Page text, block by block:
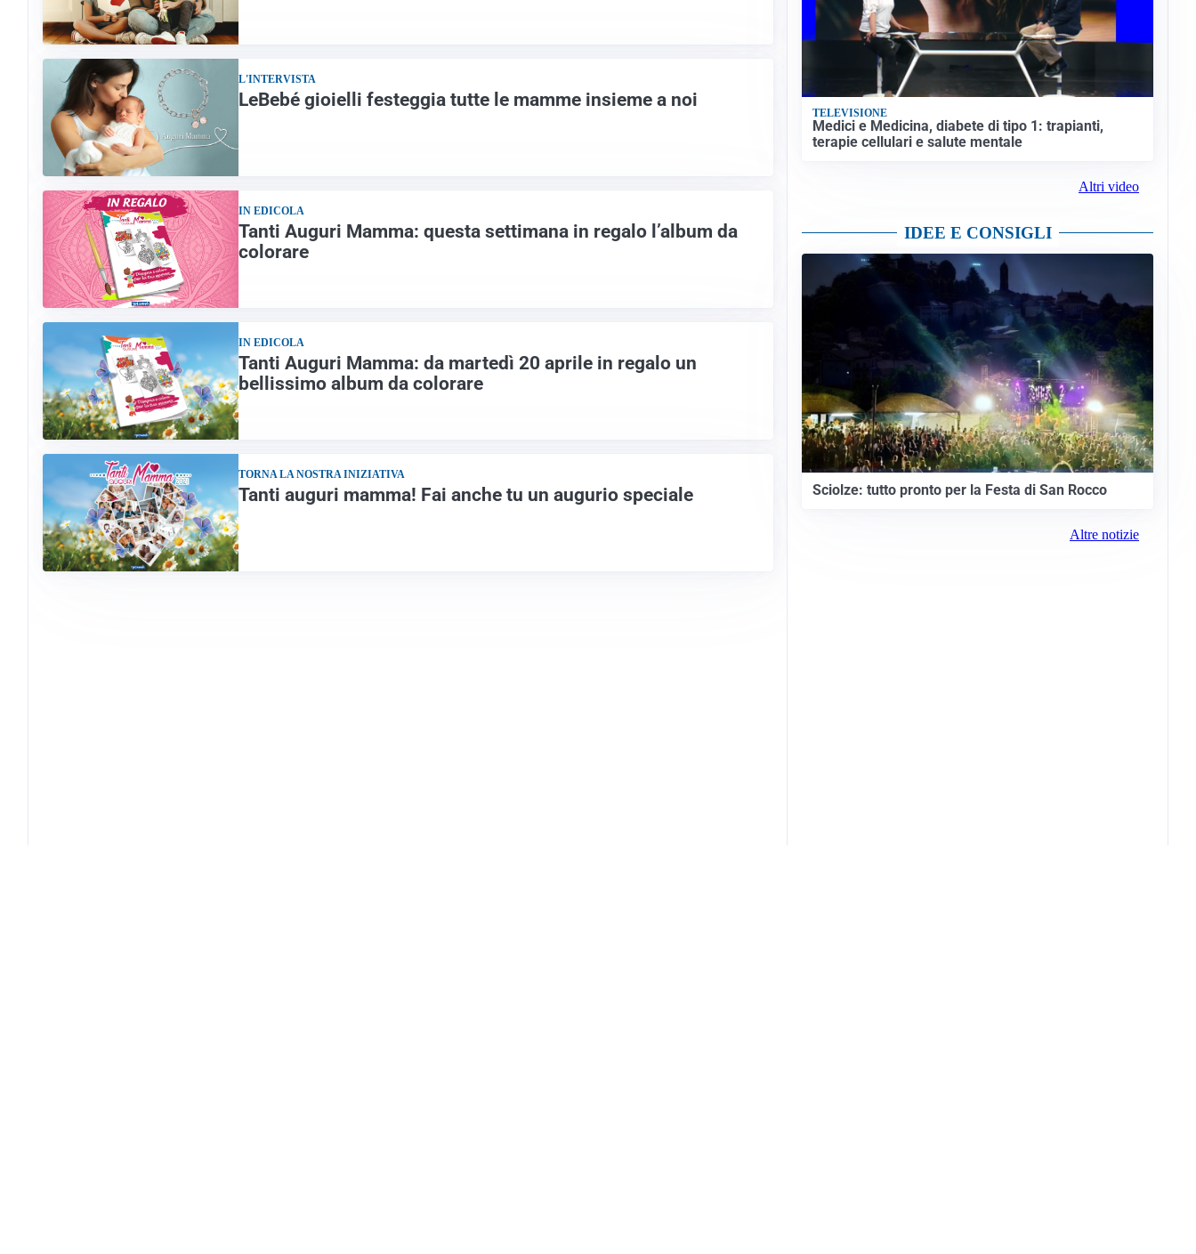
L'INTERVISTA
LeBebé gioielli festeggia tutte le mamme insieme a noi
IN EDICOLA
Tanti Auguri Mamma: questa settimana in regalo l’album da
colorare
IN EDICOLA
Tanti Auguri Mamma: da martedì 20 aprile in regalo un
bellissimo album da colorare
TORNA LA NOSTRA INIZIATIVA
Tanti auguri mamma! Fai anche tu un augurio speciale
TELEVISIONE
Medici e Medicina, diabete di tipo 1: trapianti,
terapie cellulari e salute mentale
Altri video
IDEE E CONSIGLI
Sciolze: tutto pronto per la Festa di San Rocco
Altre notizie